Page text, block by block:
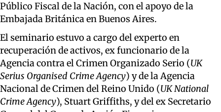
Público Fiscal de la Nación, con el apoyo de la
Embajada Británica en Buenos Aires.
El seminario estuvo a cargo del experto en
recuperación de activos, ex funcionario de la
Agencia contra el Crimen Organizado Serio (UK
Serius Organised Crime Agency) y de la Agencia
Nacional de Crimen del Reino Unido (UK National
Crime Agency), Stuart Griffiths, y del ex Secretario